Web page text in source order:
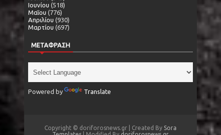
Ιουνίου (518)
Μαΐου (776)
Απριλίου (930)
Μαρτίου (697)
ΜΕΤΑΦΡΑΣΗ
Powered by Translate
Copyright © doriforosnews.gr | Created By Sora